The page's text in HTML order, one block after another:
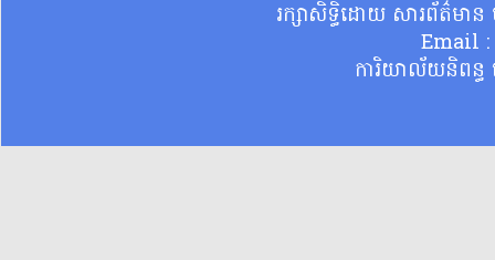
រក្សាសិទ្ធិដោយ សារព័ត៌មា
Email
ការិយាល័យនិពន្ធ